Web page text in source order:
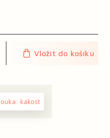
Vložit do košíku